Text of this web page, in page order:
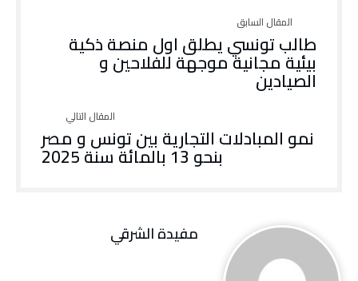
طالب تونسي يطلق اول منصة ذكية
بيئية مجانية موجهة للفلاحين و
الصيادين
نمو المبادلات التجارية بين تونس و مصر
بنحو 13 بالمائة سنة 2025
مفيدة الشرقي